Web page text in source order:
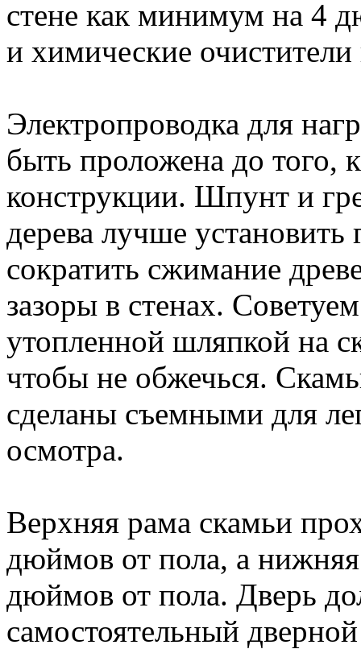
стене как минимум на 4
и химические
Электропроводка для
быть проложена до того,
конструкции. Шпунт и
дерева лучше установить
сократить сжимание
зазоры в стенах.
утопленной шляпкой на
чтобы не обжечься.
сделаны съемными для
осмотра.
Верхняя рама скамьи
дюймов от пола, а
дюймов от пола. Дверь
самостоятельный